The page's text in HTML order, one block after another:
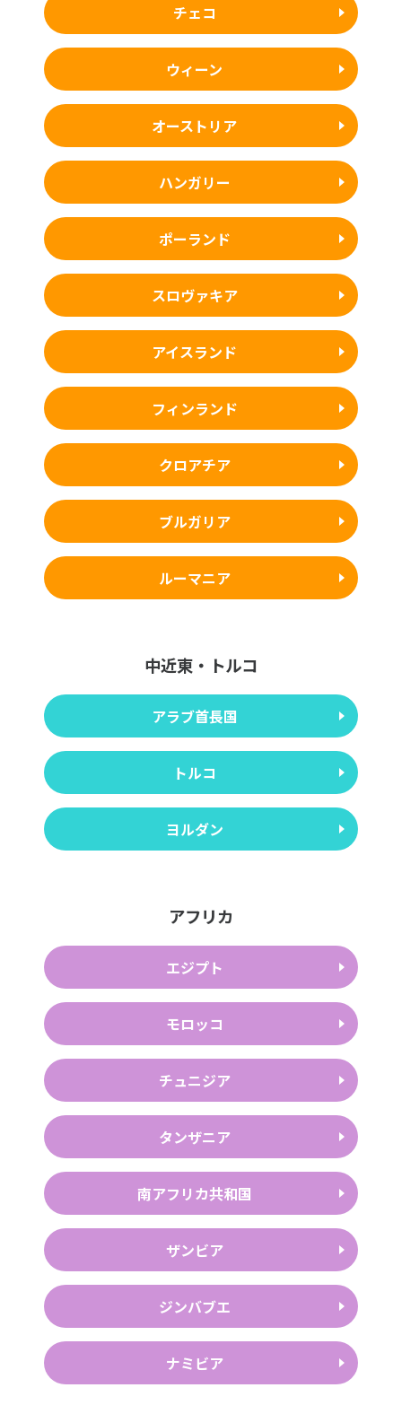
チェコ
ウィーン
オーストリア
ハンガリー
ポーランド
スロヴァキア
アイスランド
フィンランド
クロアチア
ブルガリア
ルーマニア
中近東・トルコ
アラブ首長国
トルコ
ヨルダン
アフリカ
エジプト
モロッコ
チュニジア
タンザニア
南アフリカ共和国
ザンビア
ジンバブエ
ナミビア